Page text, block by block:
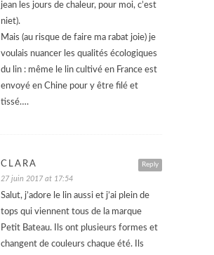
jean les jours de chaleur, pour moi, c’est
niet).
Mais (au risque de faire ma rabat joie) je
voulais nuancer les qualités écologiques
du lin : même le lin cultivé en France est
envoyé en Chine pour y être filé et
tissé….
Reply
CLARA
27 juin 2017 at 17:54
Salut, j’adore le lin aussi et j’ai plein de
tops qui viennent tous de la marque
Petit Bateau. Ils ont plusieurs formes et
changent de couleurs chaque été. Ils